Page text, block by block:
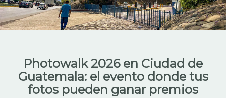
Photowalk 2026 en Ciudad de
Guatemala: el evento donde tus
fotos pueden ganar premios